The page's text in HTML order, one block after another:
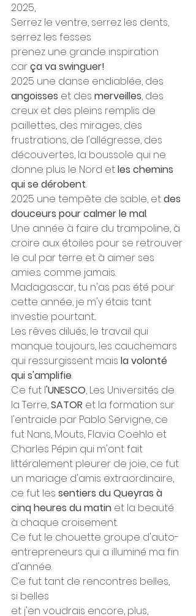
2025,
Serrez le ventre, serrez les dents,
serrez les fesses
prenez une grande inspiration
car ça va swinguer!
2025 une danse endiablée, des
angoisses et des merveilles, des
creux et des pleins remplis de
paillettes, des mirages, des
frustrations, de l'allégresse, des
découvertes, la boussole qui ne
donne plus le Nord et les chemins
qui se dérobent.
2025 une tempête de sable, et des
douceurs pour calmer le mal.
Une année à faire du trampoline, à
croire aux étoiles pour se retrouver
le cul par terre et à aimer ses
amie.s comme jamais.
Madagascar, tu n'as pas été pour
cette année, je m'y étais tant
investie pourtant...
Les rêves dilués, le travail qui
manque toujours, les cauchemars
qui ressurgissent mais la volonté
qui s'amplifie.
Ce fut l'UNESCO, Les Universités de
la Terre, SATOR et la formation sur
l'entraide par Pablo Servigne, ce
fut Nans, Mouts, Flavia Coehlo et
Charles Pépin qui m'ont fait
littéralement pleurer de joie, ce fut
un mariage d'amis extraordinaire,
ce fut les sentiers du Queyras à
cinq heures du matin et la beauté
à chaque croisement.
Ce fut le chouette groupe d'auto-
entrepreneurs qui a illuminé ma fin
d'année.
Ce fut tant de rencontres belles,
si belles
et j'en voudrais encore, plus,